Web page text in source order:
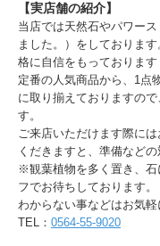
【実店舗の紹介】
当店では天然石やパワー
ました。）をしておりま
格に自信をもっております
定番の人気商品から、1点
に取り揃えておりますの
す。
ご来店いただけます際に
くだきますと、準備など
※観葉植物を多く置き、石
フでお待ちしております。
わからない事などはお気軽
TEL： 0564-55-9020